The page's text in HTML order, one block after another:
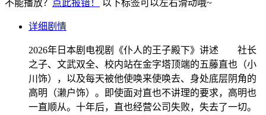
不能播放？ 点此报错！ 以下标签可以左右滑动哦~
详细剧情
2026年日本剧电视剧《仆人的王子殿下》讲述 社长
之子、文武双全、校内站在金字塔顶端的五藤直也（小
川饰），以及每天被他使唤来使唤去、身处底层阴角的
高明（濑户饰）。即使面对直也不讲理的要求，高明也
一直顺从。十年后，直也经营公司失败，失去了一切。